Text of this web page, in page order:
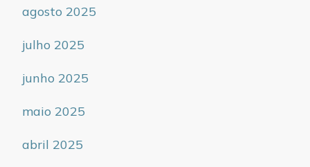
agosto 2025
julho 2025
junho 2025
maio 2025
abril 2025